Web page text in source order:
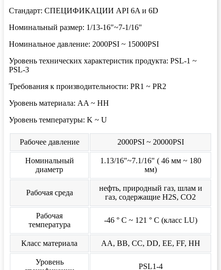
Стандарт: СПЕЦИФИКАЦИИ API 6A и 6D
Номинальный размер: 1/13-16"~7-1/16"
Номинальное давление: 2000PSI ~ 15000PSI
Уровень технических характеристик продукта: PSL-1 ~
PSL-3
Требования к производительности: PR1 ~ PR2
Уровень материала: AA ~ HH
Уровень температуры: K ~ U
Рабочее давление 2000PSI ~ 20000PSI
Номинальный
диаметр
1.13/16"~7.1/16" ( 46 мм ~ 180
мм)
Рабочая среда
нефть, природный газ, шлам и
газ, содержащие H2S, CO2
Рабочая
температура
-46 ° C ~ 121 ° C (класс LU)
Класс материала AA, BB, CC, DD, EE, FF, HH
Уровень
PSL1-4